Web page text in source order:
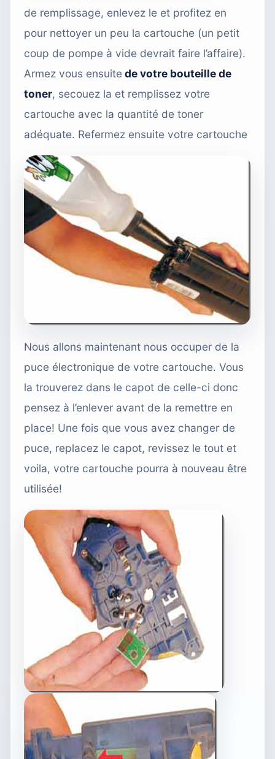
de remplissage, enlevez le et profitez en
pour nettoyer un peu la cartouche (un petit
coup de pompe à vide devrait faire l’affaire).
Armez vous ensuite de votre bouteille de
toner, secouez la et remplissez votre
cartouche avec la quantité de toner
adéquate. Refermez ensuite votre cartouche
Nous allons maintenant nous occuper de la
puce électronique de votre cartouche. Vous
la trouverez dans le capot de celle-ci donc
pensez à l’enlever avant de la remettre en
place! Une fois que vous avez changer de
puce, replacez le capot, revissez le tout et
voila, votre cartouche pourra à nouveau être
utilisée!